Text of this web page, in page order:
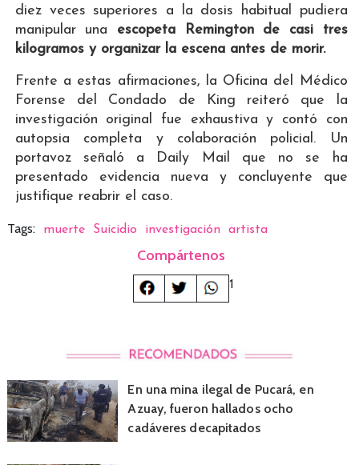
diez veces superiores a la dosis habitual pudiera
manipular una escopeta Remington de casi tres
kilogramos y organizar la escena antes de morir.
Frente a estas afirmaciones, la Oficina del Médico
Forense del Condado de King reiteró que la
investigación original fue exhaustiva y contó con
autopsia completa y colaboración policial. Un
portavoz señaló a Daily Mail que no se ha
presentado evidencia nueva y concluyente que
justifique reabrir el caso.
Tags: muerte Suicidio investigación artista
Compártenos
1
En una mina ilegal de Pucará, en
Azuay, fueron hallados ocho
cadáveres decapitados